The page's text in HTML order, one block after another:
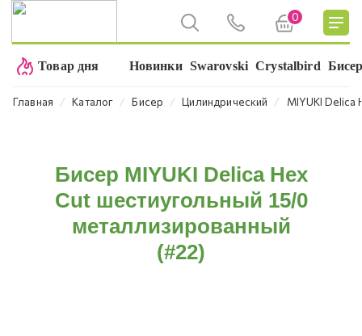
0
Товар дня Новинки Swarovski Crystalbird
Главная ⁄ Каталог ⁄ Бисер ⁄ Цилиндрический ⁄ MIYUKI Delica
Бисер MIYUKI Delica Hex
Cut шестиугольный 15/0
металлизированный
(#22)